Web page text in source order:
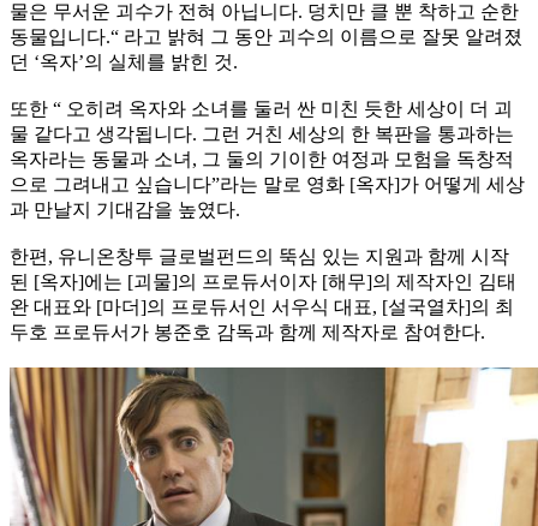
물은 무서운 괴수가 전혀 아닙니다. 덩치만 클 뿐 착하고 순한
동물입니다.“ 라고 밝혀 그 동안 괴수의 이름으로 잘못 알려졌
던 ‘옥자’의 실체를 밝힌 것.
또한 “ 오히려 옥자와 소녀를 둘러 싼 미친 듯한 세상이 더 괴
물 같다고 생각됩니다. 그런 거친 세상의 한 복판을 통과하는
옥자라는 동물과 소녀, 그 둘의 기이한 여정과 모험을 독창적
으로 그려내고 싶습니다”라는 말로 영화 [옥자]가 어떻게 세상
과 만날지 기대감을 높였다.
한편, 유니온창투 글로벌펀드의 뚝심 있는 지원과 함께 시작
된 [옥자]에는 [괴물]의 프로듀서이자 [해무]의 제작자인 김태
완 대표와 [마더]의 프로듀서인 서우식 대표, [설국열차]의 최
두호 프로듀서가 봉준호 감독과 함께 제작자로 참여한다.